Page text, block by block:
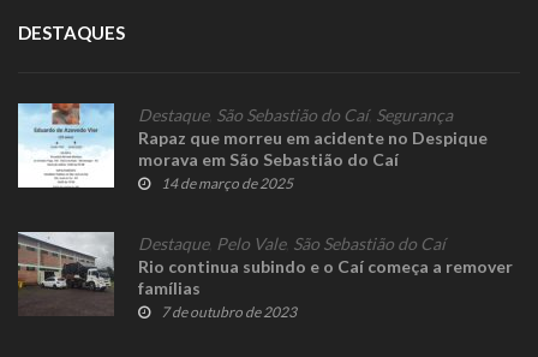
DESTAQUES
Destaque, São Sebastião do Caí, Segurança
Rapaz que morreu em acidente no Despique
morava em São Sebastião do Caí
14 de março de 2025
Destaque, Pelo Vale, São Sebastião do Caí
Rio continua subindo e o Caí começa a remover
famílias
7 de outubro de 2023